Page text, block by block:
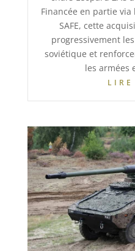
Financée en partie
SAFE, cette
progressivement
soviétique et
les armées
LIRE